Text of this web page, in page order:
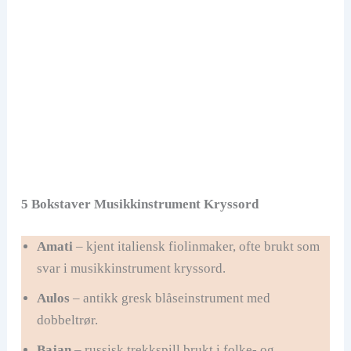
5 Bokstaver Musikkinstrument Kryssord
Amati– kjent italiensk fiolinmaker, ofte brukt som
svar i musikkinstrument kryssord.
Aulos – antikk gresk blåseinstrument med
dobbeltrør.